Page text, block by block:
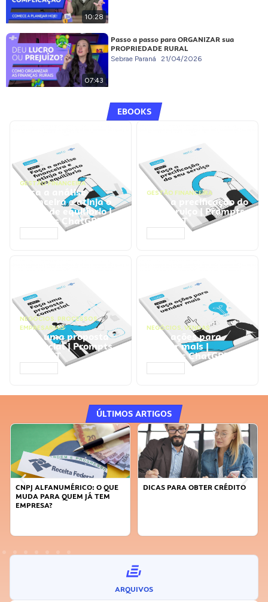
10:28
07:43
Passo a passo para ORGANIZAR sua
PROPRIEDADE RURAL
Sebrae Paraná 21/04/2026
EBOOKS
GESTÃO FINANCEIRA
Faça a análise
financeira e atinja o
ponto de equilíbrio |
Prompts ChatGPT
GESTÃO FINANCEIRA
Faça a precificação do
seu serviço | Prompts
ChatGPT
NEGÓCIOS, PROCESSOS
EMPRESARIAIS
Faça uma proposta
comercial | Prompts
ChatGPT
NEGÓCIOS, VENDAS
Faça ações para
vender mais |
Prompts ChatGPT
ÚLTIMOS ARTIGOS
DICAS PARA OBTER CRÉDITO
FAÇA A DIFERENÇA: SEJA
ARQUIVOS